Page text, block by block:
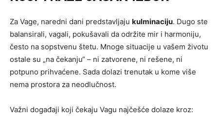
Za Vage, naredni dani predstavljaju kulminaciju. Dugo ste
balansirali, vagali, pokušavali da održite mir i harmoniju,
često na sopstvenu štetu. Mnoge situacije u vašem životu
ostale su „na čekanju“ – ni zatvorene, ni rešene, ni
potpuno prihvaćene. Sada dolazi trenutak u kome više
nema prostora za neodlučnost.
Važni događaji koji čekaju Vagu najčešće dolaze kroz: